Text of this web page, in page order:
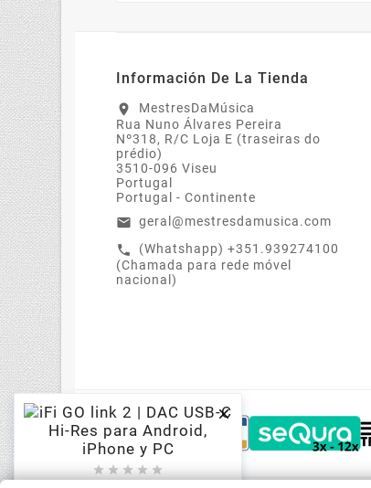

    
Información De La Tienda
location_on
MestresDaMúsica
Rua Nuno Álvares Pereira
Nº318, R/C Loja E (traseiras do
prédio)
3510-096 Viseu
Portugal
Portugal - Continente
email geral@mestresdamusica.com
call
(Whatshapp) +351.939274100
(Chamada para rede móvel
nacional)